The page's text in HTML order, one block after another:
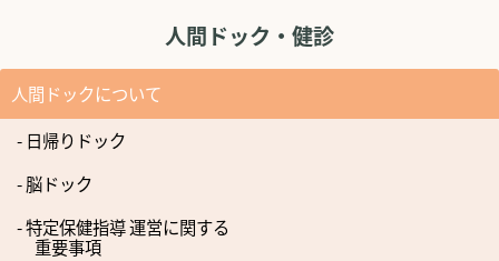
人間ドック・健診
人間ドックについて
- 日帰りドック
- 脳ドック
- 特定保健指導 運営に関する
重要事項